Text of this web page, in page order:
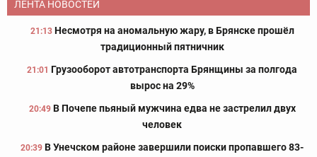
ЛЕНТА НОВОСТЕЙ
21:13 Несмотря на аномальную жару, в Брянске прошёл
традиционный пятничник
21:01 Грузооборот автотранспорта Брянщины за полгода
вырос на 29%
20:49 В Почепе пьяный мужчина едва не застрелил двух
человек
20:39 В Унечском районе завершили поиски пропавшего 83-